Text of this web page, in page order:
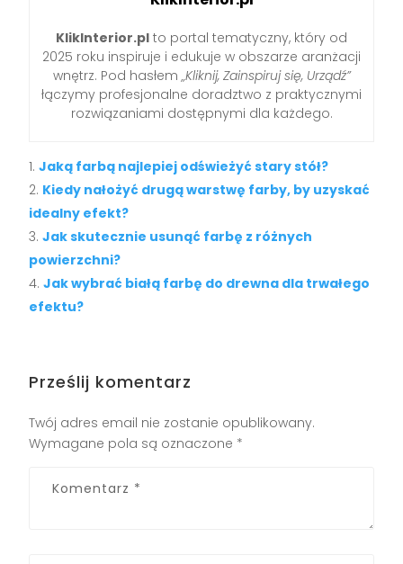
KlikInterior.pl to portal tematyczny, który od
2025 roku inspiruje i edukuje w obszarze aranżacji
wnętrz. Pod hasłem„Kliknij, Zainspiruj się, Urządź”
łączymy profesjonalne doradztwo z praktycznymi
rozwiązaniami dostępnymi dla każdego.
Jaką farbą najlepiej odświeżyć stary stół?
Kiedy nałożyć drugą warstwę farby, by uzyskać
idealny efekt?
Jak skutecznie usunąć farbę z różnych
powierzchni?
Jak wybrać białą farbę do drewna dla trwałego
efektu?
Prześlij komentarz
Twój adres email nie zostanie opublikowany.
Wymagane pola są oznaczone *